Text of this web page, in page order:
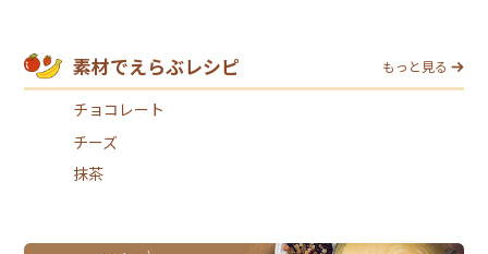
素材でえらぶレシピ もっと見る
チョコレート
チーズ
抹茶